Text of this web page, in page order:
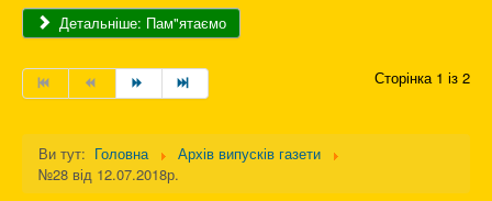
Детальніше: Пам"ятаємо
Сторінка 1 із 2
Ви тут: Головна
Архів випусків газети
№28 від 12.07.2018р.